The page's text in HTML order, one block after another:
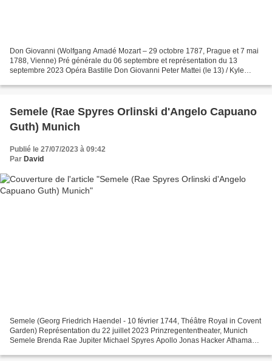
Don Giovanni (Wolfgang Amadé Mozart – 29 octobre 1787, Prague et 7 mai
1788, Vienne) Pré générale du 06 septembre et représentation du 13
septembre 2023 Opéra Bastille Don Giovanni Peter Mattei (le 13) / Kyle
Semele (Rae Spyres Orlinski d'Angelo Capuano
Guth) Munich
Publié le 27/07/2023 à 09:42
Par David
Semele (Georg Friedrich Haendel - 10 février 1744, Théâtre Royal in Covent
Garden) Représentation du 22 juillet 2023 Prinzregententheater, Munich
Semele Brenda Rae Jupiter Michael Spyres Apollo Jonas Hacker Athamas